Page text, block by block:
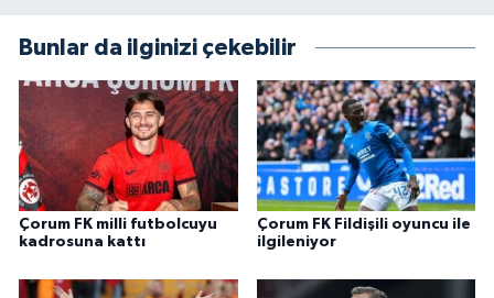
Bunlar da ilginizi çekebilir
Çorum FK milli futbolcuyu
kadrosuna kattı
Çorum FK Fildişili oyuncu ile
ilgileniyor